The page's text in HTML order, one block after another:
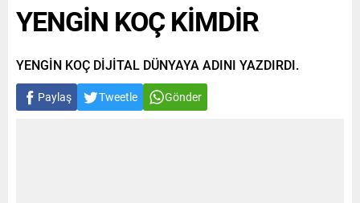
YENGİN KOÇ KİMDİR
YENGİN KOÇ DİJİTAL DÜNYAYA ADINI YAZDIRDI.
Paylaş Tweetle Gönder